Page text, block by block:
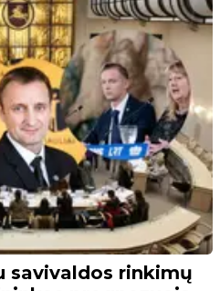
savivaldos rinkimų